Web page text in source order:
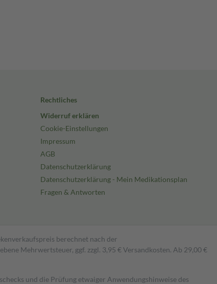
Rechtliches
Widerruf erklären
Cookie-Einstellungen
Impressum
AGB
Datenschutzerklärung
Datenschutzerklärung - Mein Medikationsplan
Fragen & Antworten
berechnet nach der
Mehrwertsteuer, ggf. zzgl. 3,95 € Versandkosten. Ab 29,00 €
und die Prüfung etwaiger Anwendungshinweise des